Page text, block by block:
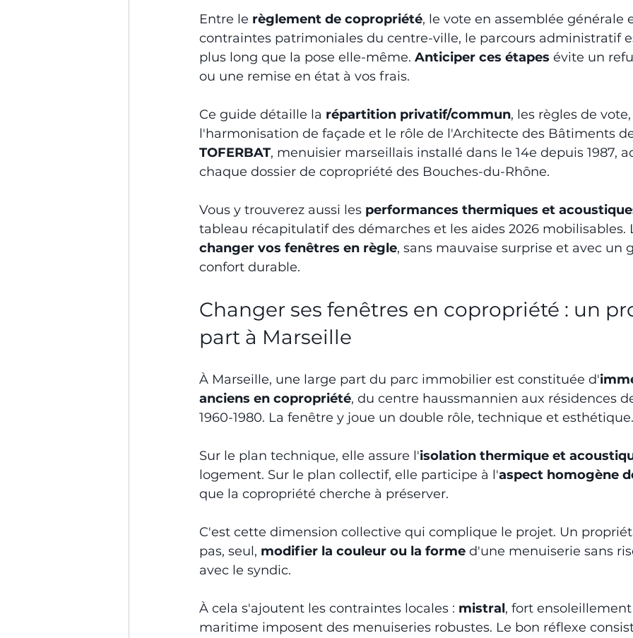
Entre le règlement de copropriété, le vote en assemblée générale
contraintes patrimoniales du centre-ville, le parcours administratif
plus long que la pose elle-même. Anticiper ces étapes évite un
ou une remise en état à vos frais.
Ce guide détaille la répartition privatif/commun, les règles de vote,
l'harmonisation de façade et le rôle de l'Architecte des Bâtiments
TOFERBAT, menuisier marseillais installé dans le 14e depuis 1987,
chaque dossier de copropriété des Bouches-du-Rhône.
Vous y trouverez aussi les performances thermiques et
tableau récapitulatif des démarches et les aides 2026 mobilisables.
changer vos fenêtres en règle, sans mauvaise surprise et avec un
confort durable.
Changer ses fenêtres en copropriété : un
part à Marseille
À Marseille, une large part du parc immobilier est constituée d'
anciens en copropriété, du centre haussmannien aux résidences
1960-1980. La fenêtre y joue un double rôle, technique et esthétique.
Sur le plan technique, elle assure l'isolation thermique et
logement. Sur le plan collectif, elle participe à l'aspect homogène
que la copropriété cherche à préserver.
C'est cette dimension collective qui complique le projet. Un
pas, seul, modifier la couleur ou la forme d'une menuiserie sans
avec le syndic.
À cela s'ajoutent les contraintes locales : mistral, fort
maritime imposent des menuiseries robustes. Le bon réflexe